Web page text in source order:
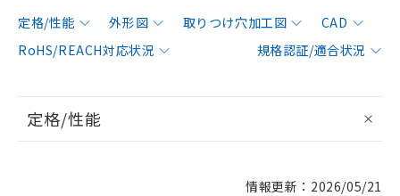
定格/性能 外形図 取りつけ穴加工図
CAD
RoHS/REACH対応状況
規格認証/適合状況
定格/性能
情報更新：2026/05/21